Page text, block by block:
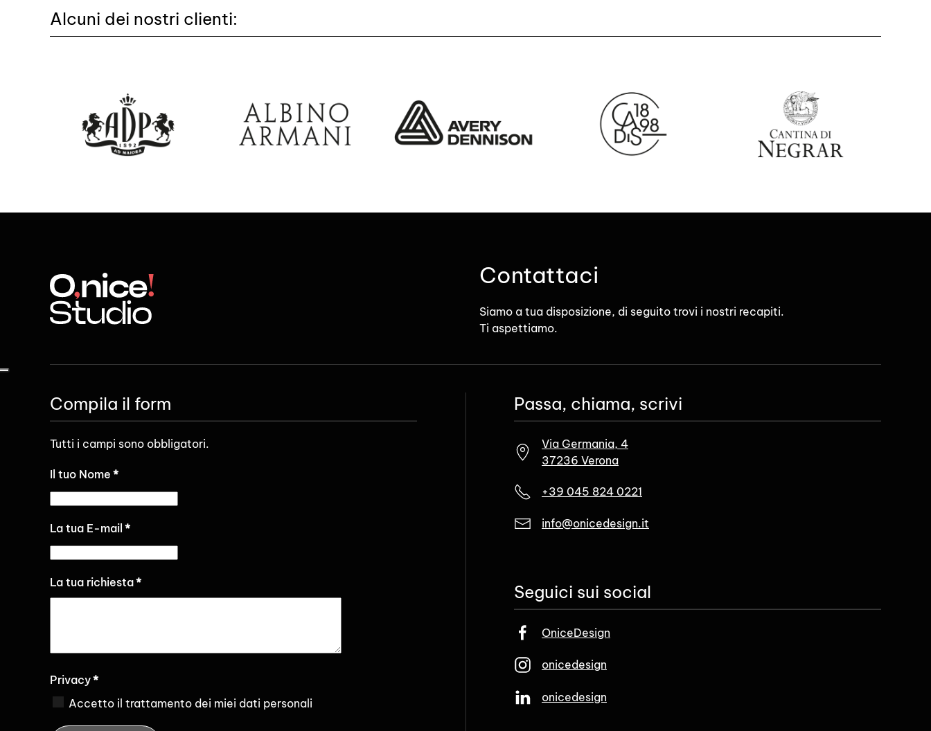
Alcuni dei nostri clienti:
Contattaci
Siamo a tua disposizione, di seguito trovi i nostri recapiti.
Ti aspettiamo.
Compila il form
Tutti i campi sono obbligatori.
Il tuo Nome *
La tua E-mail *
La tua richiesta*
Privacy*
Accetto il trattamento dei miei dati personali
Passa, chiama, scrivi
Via Germania, 4
37236 Verona
+39 045 824 0221
info@onicedesign.it
Seguici sui social
OniceDesign
onicedesign
onicedesign